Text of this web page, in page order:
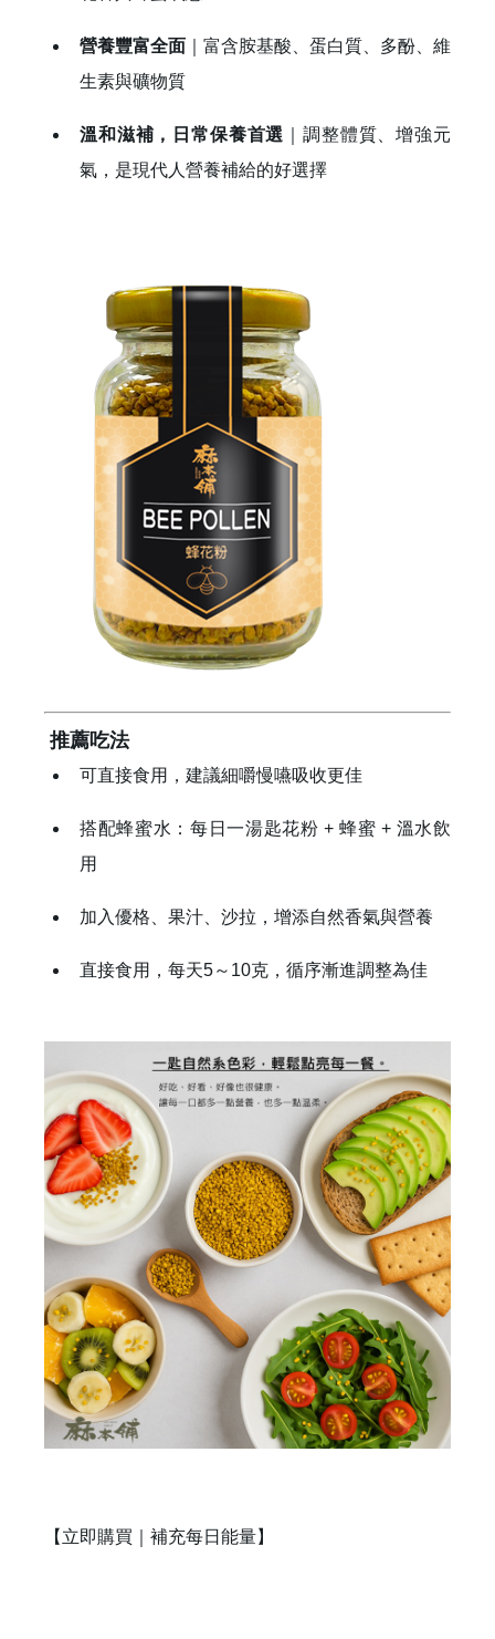
建立專屬帳號
只要再完成幾個步驟，即可完成帳號的註冊程序，
我 要 註 冊
營養豐富全面 ｜富含胺基酸、蛋白質、多酚、維
生素與礦物質
溫和滋補，日常保養首選
｜調整體質、增強元
氣，是現代人營養補給的好選擇
推薦吃法
可直接食用，建議細嚼慢嚥吸收更佳
搭配蜂蜜水：每日一湯匙花粉 + 蜂蜜 + 溫水飲
用
加入優格、果汁、沙拉，增添自然香氣與營養
直接食用，每天5～10克，循序漸進調整為佳
【立即購買｜補充每日能量】